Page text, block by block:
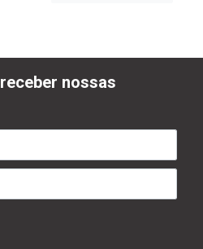
nossas